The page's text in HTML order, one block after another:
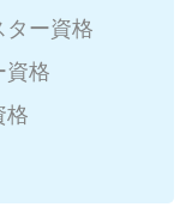
ター資格
資格
格